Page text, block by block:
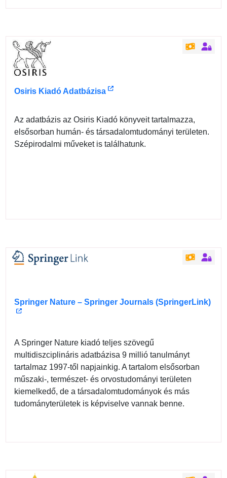
Osiris Kiadó Adatbázisa
Az adatbázis az Osiris Kiadó könyveit tartalmazza,
elsősorban humán- és társadalomtudományi területen.
Szépirodalmi műveket is találhatunk.
Springer Nature – Springer Journals (SpringerLink)
A Springer Nature kiadó teljes szövegű
multidiszciplináris adatbázisa 9 millió tanulmányt
tartalmaz 1997-től napjainkig. A tartalom elsősorban
műszaki-, természet- és orvostudományi területen
kiemelkedő, de a társadalomtudományok és más
tudományterületek is képviselve vannak benne.